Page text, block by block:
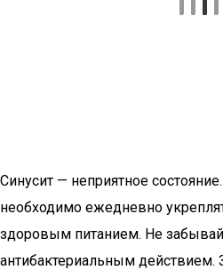
Синусит — неприятное
необходимо ежедневно
здоровым питанием. Не
антибактериальным действием.